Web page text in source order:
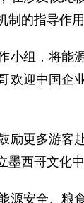
的指导作
组，将能
欢迎中国企
更多游客
西哥文化中
安全、粮